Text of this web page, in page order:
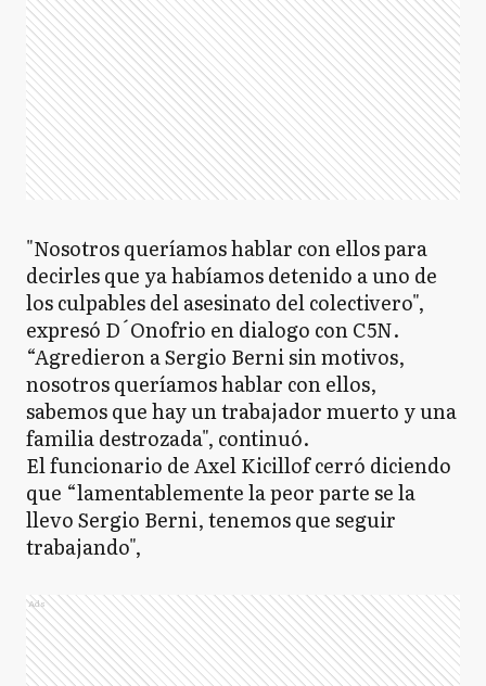
"Nosotros queríamos hablar con ellos para
decirles que ya habíamos detenido a uno de
los culpables del asesinato del colectivero",
expresó D´Onofrio en dialogo con C5N.
“Agredieron a Sergio Berni sin motivos,
nosotros queríamos hablar con ellos,
sabemos que hay un trabajador muerto y una
familia destrozada", continuó.
El funcionario de Axel Kicillof cerró diciendo
que “lamentablemente la peor parte se la
llevo Sergio Berni, tenemos que seguir
trabajando",
Ads